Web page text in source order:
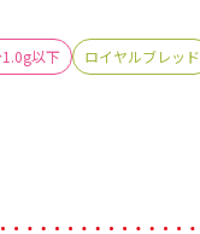
以下 ロイヤルブレッド